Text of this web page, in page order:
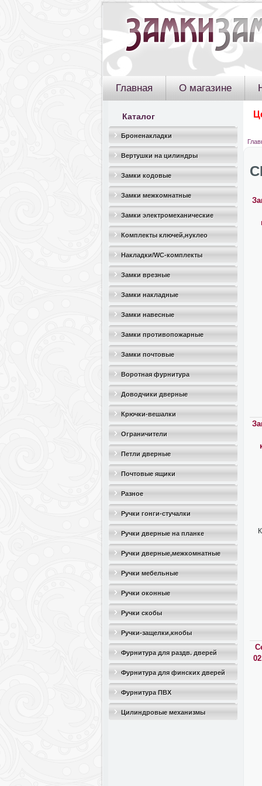
Главная О магазине
Каталог
Броненакладки
Вертушки на цилиндры
Замки кодовые
Замки межкомнатные
Замки электромеханические
Комплекты ключей,нуклео
Накладки/WC-комплекты
Замки врезные
Замки накладные
Замки навесные
Замки противопожарные
Замки почтовые
Воротная фурнитура
Доводчики дверные
Крючки-вешалки
Ограничители
дверные(стопоры)
Петли дверные
Почтовые ящики
Разное
Ручки гонги-стучалки
Ручки дверные на планке
Ручки дверные,межкомнатные
Ручки мебельные
Ручки оконные
Ручки скобы
Ручки-защелки,кнобы
Фурнитура для раздв. дверей
Фурнитура для финских дверей
Фурнитура ПВХ
Цилиндровые механизмы